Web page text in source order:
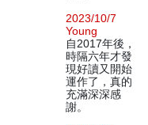
2023/10/7
Young
自2017年後，
時隔六年才發
現好讀又開始
運作了，真的
充滿深深感
謝。